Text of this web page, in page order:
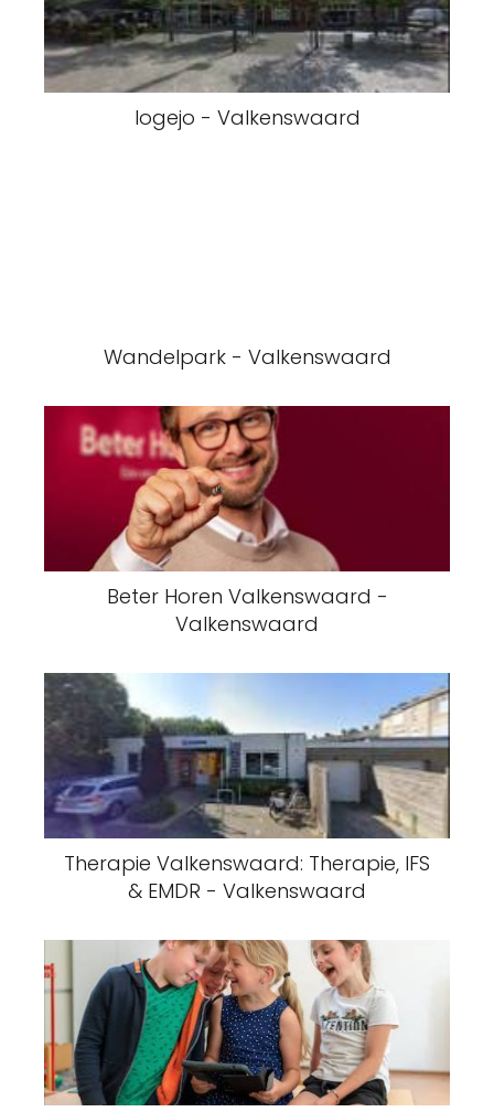
logejo - Valkenswaard
Wandelpark - Valkenswaard
Beter Horen Valkenswaard -
Valkenswaard
Therapie Valkenswaard: Therapie, IFS
& EMDR - Valkenswaard